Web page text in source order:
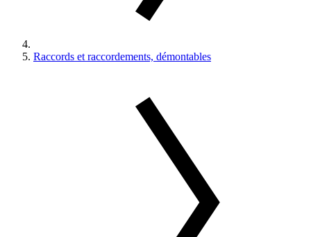
Raccords et raccordements, démontables